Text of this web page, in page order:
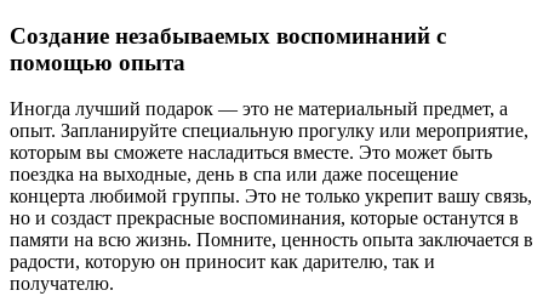
Создание незабываемых воспоминаний с
помощью опыта
Иногда лучший подарок — это не материальный предмет, а
опыт. Запланируйте специальную прогулку или мероприятие,
которым вы сможете насладиться вместе. Это может быть
поездка на выходные, день в спа или даже посещение
концерта любимой группы. Это не только укрепит вашу связь,
но и создаст прекрасные воспоминания, которые останутся в
памяти на всю жизнь. Помните, ценность опыта заключается в
радости, которую он приносит как дарителю, так и
получателю.